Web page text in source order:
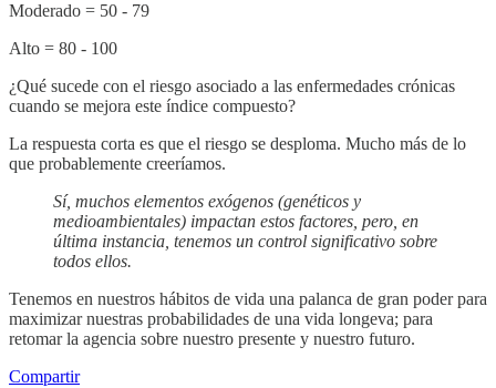
Moderado = 50 - 79
Alto = 80 - 100
¿Qué sucede con el riesgo asociado a las enfermedades crónicas
cuando se mejora este índice compuesto?
La respuesta corta es que el riesgo se desploma. Mucho más de lo
que probablemente creeríamos.
Sí, muchos elementos exógenos (genéticos y
medioambientales) impactan estos factores, pero, en
última instancia, tenemos un control significativo sobre
todos ellos.
Tenemos en nuestros hábitos de vida una palanca de gran poder para
maximizar nuestras probabilidades de una vida longeva; para
retomar la agencia sobre nuestro presente y nuestro futuro.
Compartir